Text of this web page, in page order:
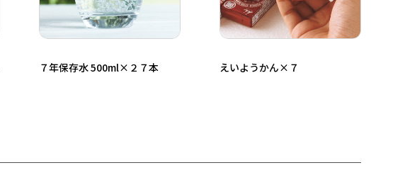
７年保存水 500ml×２７本 えいようかん×７